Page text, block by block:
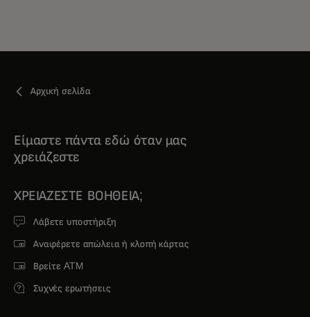
Αρχική σελίδα
Είμαστε πάντα εδώ όταν μας
χρειάζεστε
ΧΡΕΙΆΖΕΣΤΕ ΒΟΉΘΕΙΑ;
Λάβετε υποστήριξη
Αναφέρετε απώλεια ή κλοπή κάρτας
Βρείτε ATM
Συχνές ερωτήσεις